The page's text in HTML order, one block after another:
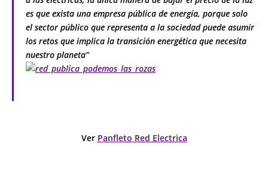
es que exista una empresa pública de energía, porque solo
el sector público que representa a la sociedad puede asumir
los retos que implica la transición energética que necesita
nuestro planeta”
Ver Panfleto Red Electrica